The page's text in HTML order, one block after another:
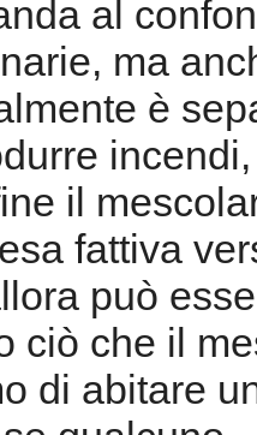
al
ma
è
il
fattiva
può
ciò che il
di abitare